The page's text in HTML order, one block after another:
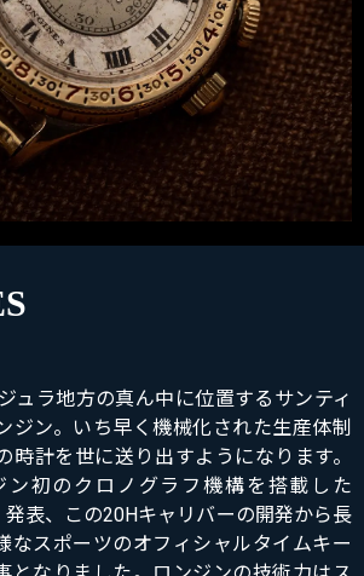
ュラ地方の真ん中に位置するサンティ
ジン。いち早く機械化された生産体制
時計を世に送り出すようになります。
ン初のクロノグラフ機構を搭載した
発表、この20Hキャリバーの開発から長
なスポーツのオフィシャルタイムキー